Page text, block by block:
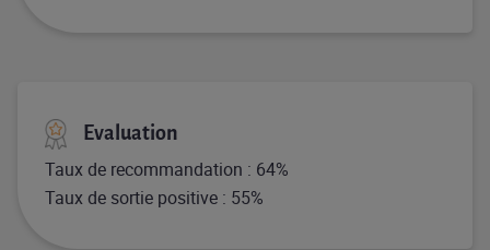
Evaluation
Taux de recommandation : 64%
Taux de sortie positive : 55%